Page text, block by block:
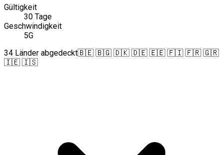
Gültigkeit
30 Tage
Geschwindigkeit
5G
34 Länder abgedeckt🇧🇪 🇧🇬 🇩🇰 🇩🇪 🇪🇪 🇫🇮 🇫🇷 🇬🇷
🇮🇪 🇮🇸